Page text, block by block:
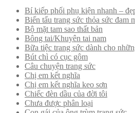
Bí kiếp phối phụ kiện nhanh –
Biến tấu trang sức thỏa sức đam
Bộ mặt tam sao thất bản
Bông tai/Khuyên tai nam
Bữa tiệc trang sức dành cho
Bút chì có cục gôm
Câu chuyện trang sức
Chị em kết nghĩa
Chị em kết nghĩa keo sơn
Chiếc đèn dầu của đời tôi
Chưa được phân loại